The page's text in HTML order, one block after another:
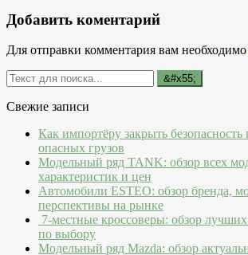
Добавить коментарий
Для отправки комментария вам необходимо
Свежие записи
Как импортёру закрыть безопасность
опасных грузов
Модельный ряд TANK: обзор всех
характеристик и цен
Автомобили ESTEO: обзор бренда,
перспективы на рынке
7-местные кроссоверы: обзор
по выбору
Модельный ряд Mazda: обзор